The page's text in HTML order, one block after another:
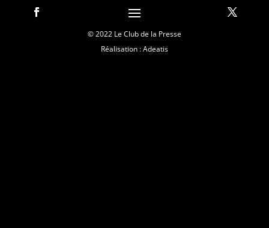
© 2022 Le Club de la Presse
Réalisation : Adeatis